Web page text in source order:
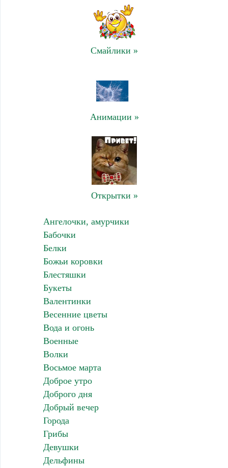
Смайлики »
Анимации »
Открытки »
Ангелочки, амурчики
Бабочки
Белки
Божьи коровки
Блестяшки
Букеты
Валентинки
Весенние цветы
Вода и огонь
Военные
Волки
Восьмое марта
Доброе утро
Доброго дня
Добрый вечер
Города
Грибы
Девушки
Дельфины